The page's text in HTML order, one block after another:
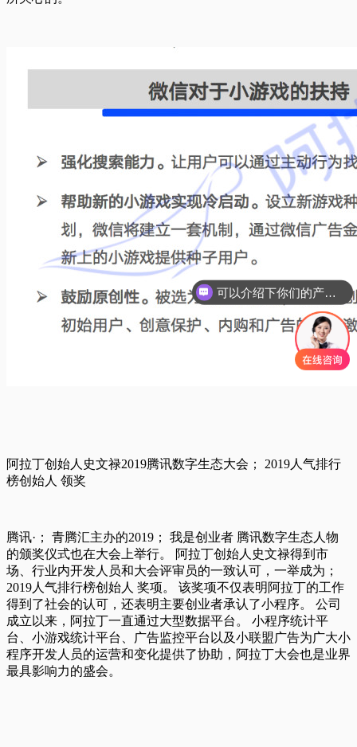
阿拉丁创始人史文禄2019腾讯数字生态大会； 2019人气排行
榜创始人 领奖
腾讯·； 青腾汇主办的2019； 我是创业者 腾讯数字生态人物
的颁奖仪式也在大会上举行。 阿拉丁创始人史文禄得到市
场、行业内开发人员和大会评审员的一致认可，一举成为；
2019人气排行榜创始人 奖项。 该奖项不仅表明阿拉丁的工作
得到了社会的认可，还表明主要创业者承认了小程序。 公司
成立以来，阿拉丁一直通过大型数据平台。 小程序统计平
台、小游戏统计平台、广告监控平台以及小联盟广告为广大小
程序开发人员的运营和变化提供了协助，阿拉丁大会也是业界
最具影响力的盛会。
你们是怎么收费的呢